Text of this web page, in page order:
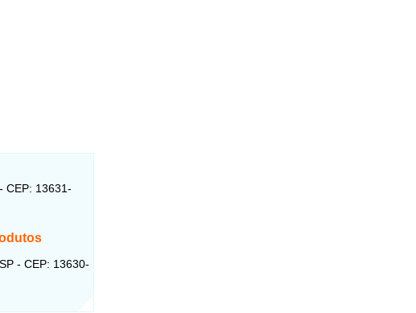
CEP: 13631-
- CEP: 13630-